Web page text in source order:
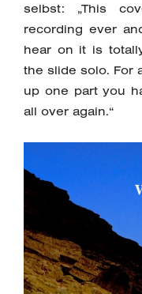
selbst: „This
recording ever
hear on it is
the slide solo. For
up one part you
all over again.“